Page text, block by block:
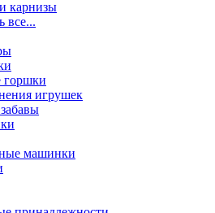
карнизы
все...
горшки
игрушек
машинки